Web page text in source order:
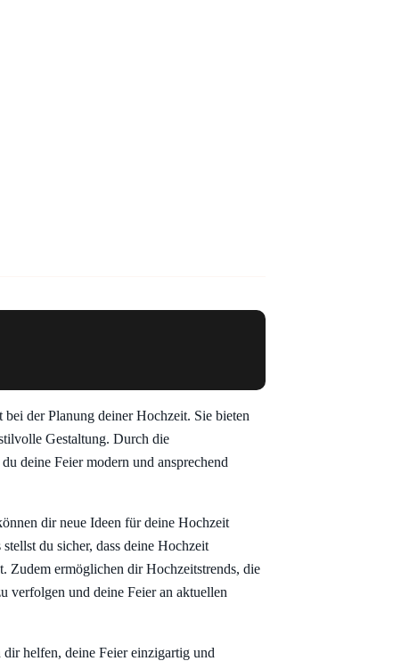
der Planung deiner Hochzeit. Sie bieten
Gestaltung. Durch die
deine Feier modern und ansprechend
dir neue Ideen für deine Hochzeit
du sicher, dass deine Hochzeit
Zudem ermöglichen dir Hochzeitstrends, die
verfolgen und deine Feier an aktuellen
helfen, deine Feier einzigartig und